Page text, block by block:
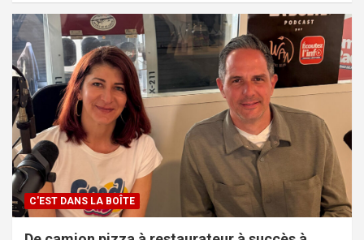
C'EST DANS LA BOÎTE